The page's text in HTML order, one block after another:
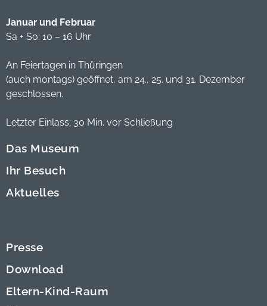
Januar und Februar
Sa + So: 10 – 16 Uhr
An Feiertagen in Thüringen
(auch montags) geöffnet, am 24., 25. und 31. Dezember
geschlossen.
Letzter Einlass: 30 Min. vor Schließung
Das Museum
Ihr Besuch
Aktuelles
Presse
Download
Eltern-Kind-Raum